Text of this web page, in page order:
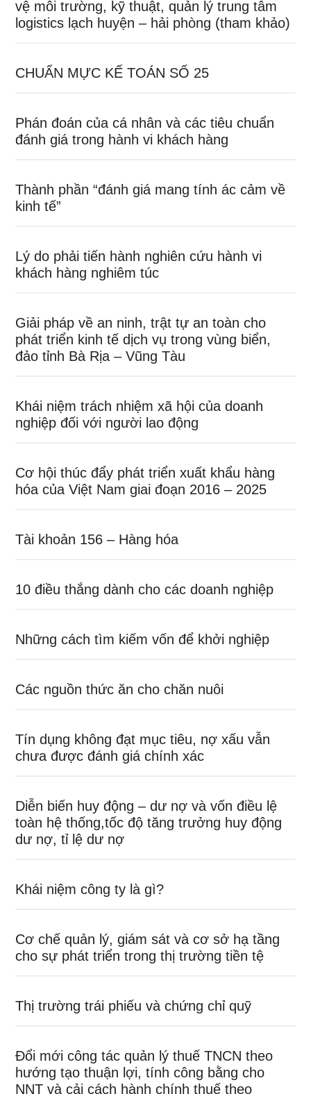
vệ môi trường, kỹ thuật, quản lý trung tâm
logistics lạch huyện – hải phòng (tham khảo)
CHUẨN MỰC KẾ TOÁN SỐ 25
Phán đoán của cá nhân và các tiêu chuẩn
đánh giá trong hành vi khách hàng
Thành phần “đánh giá mang tính ác cảm về
kinh tế”
Lý do phải tiến hành nghiên cứu hành vi
khách hàng nghiêm túc
Giải pháp về an ninh, trật tự an toàn cho
phát triển kinh tế dịch vụ trong vùng biển,
đảo tỉnh Bà Rịa – Vũng Tàu
Khái niệm trách nhiệm xã hội của doanh
nghiệp đối với người lao động
Cơ hội thúc đẩy phát triển xuất khẩu hàng
hóa của Việt Nam giai đoạn 2016 – 2025
Tài khoản 156 – Hàng hóa
10 điều thắng dành cho các doanh nghiệp
Những cách tìm kiếm vốn để khởi nghiệp
Các nguồn thức ăn cho chăn nuôi
Tín dụng không đạt mục tiêu, nợ xấu vẫn
chưa được đánh giá chính xác
Diễn biến huy động – dư nợ và vốn điều lệ
toàn hệ thống,tốc độ tăng trưởng huy động
dư nợ, tỉ lệ dư nợ
Khái niệm công ty là gì?
Cơ chế quản lý, giám sát và cơ sở hạ tầng
cho sự phát triển trong thị trường tiền tệ
Thị trường trái phiếu và chứng chỉ quỹ
Đổi mới công tác quản lý thuế TNCN theo
hướng tạo thuận lợi, tính công bằng cho
NNT và cải cách hành chính thuế theo